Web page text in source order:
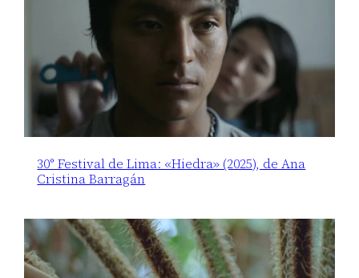
30° Festival de Lima: «Hiedra» (2025), de Ana
Cristina Barragán